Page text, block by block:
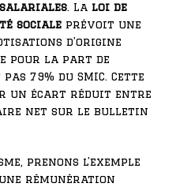
. La loi de
sociale prévoit une
d’origine
pour la part de
79% du SMIC. Cette
un écart réduit entre
net sur le bulletin
prenons l’exemple
rémunération